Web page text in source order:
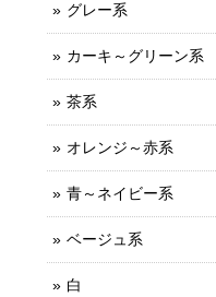
グレー系
カーキ～グリーン系
茶系
オレンジ～赤系
青～ネイビー系
ベージュ系
白